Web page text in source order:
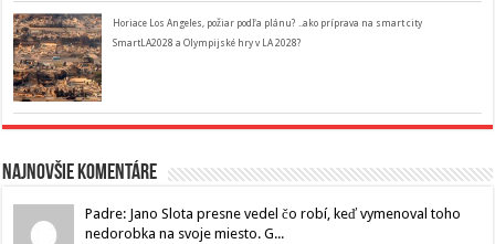
Horiace Los Angeles, požiar podľa plánu? ..ako príprava na smart city
SmartLA2028 a Olympijské hry v LA 2028?
Najnovšie komentáre
Padre: Jano Slota presne vedel čo robí, keď vymenoval toho
nedorobka na svoje miesto. G...